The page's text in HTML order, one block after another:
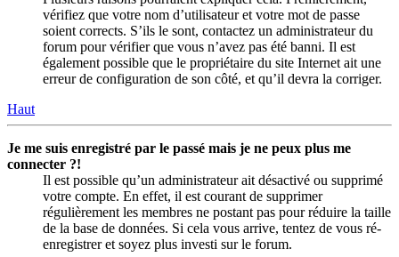
vérifiez que votre nom d’utilisateur et votre mot de passe
soient corrects. S’ils le sont, contactez un administrateur du
forum pour vérifier que vous n’avez pas été banni. Il est
également possible que le propriétaire du site Internet ait une
erreur de configuration de son côté, et qu’il devra la corriger.
Haut
Je me suis enregistré par le passé mais je ne peux plus me
connecter ?!
Il est possible qu’un administrateur ait désactivé ou supprimé
votre compte. En effet, il est courant de supprimer
régulièrement les membres ne postant pas pour réduire la taille
de la base de données. Si cela vous arrive, tentez de vous ré-
enregistrer et soyez plus investi sur le forum.